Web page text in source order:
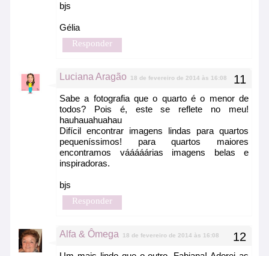
bjs
Gélia
Responder
Luciana Aragão 18 de fevereiro de 2014 às 16:08
Sabe a fotografia que o quarto é o menor de
todos? Pois é, este se reflete no meu!
hauhauahuahau
Difícil encontrar imagens lindas para quartos
pequeníssimos! para quartos maiores
encontramos vááááárias imagens belas e
inspiradoras.
bjs
Responder
Alfa & Ômega 18 de fevereiro de 2014 às 16:08